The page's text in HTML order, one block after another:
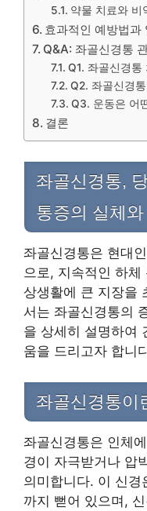
약물 치료와 비
효과적인 예방법과
Q&A: 좌골신경통
Q1. 좌골신경통
Q2. 좌골신경
Q3. 운동은 어
결론
좌골신경통,
통증의 실체
좌골신경통은 현대
으로, 지속적인 하체
상생활에 큰 지장을
서는 좌골신경통의
을 상세히 설명하여
움을 드리고자 합니
좌골신경통이
좌골신경통은 인체
경이 자극받거나 압
의미합니다. 이 신
까지 뻗어 있으며,